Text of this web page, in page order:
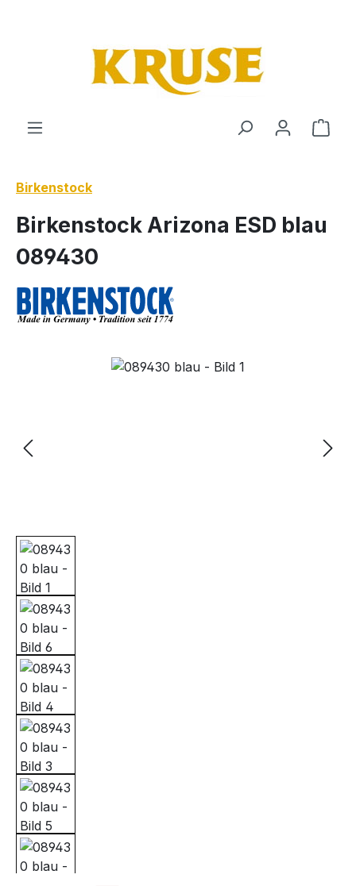
Birkenstock
Birkenstock Arizona ESD blau
089430
Bildergalerie überspringen